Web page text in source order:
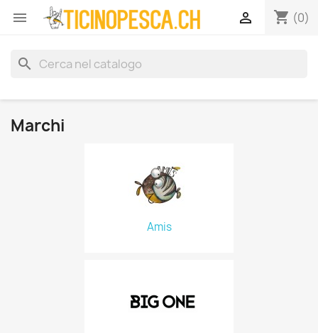
 shopping_cart (0)

search
Marchi
Amis